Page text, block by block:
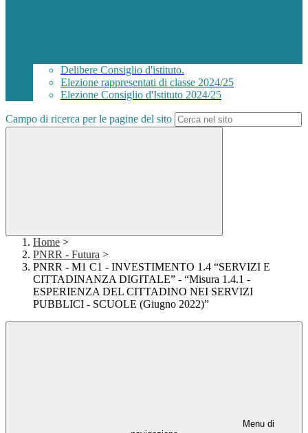
Delibere Consiglio d'istituto.
Elezione rappresentati di classe 2024/25
Elezione Consiglio d'Istituto 2024/25
Campo di ricerca per le pagine del sito
Home >
PNRR - Futura >
PNRR - M1 C1 - INVESTIMENTO 1.4 “SERVIZI E
CITTADINANZA DIGITALE” - “Misura 1.4.1 -
ESPERIENZA DEL CITTADINO NEI SERVIZI
PUBBLICI - SCUOLE (Giugno 2022)”
Menu di